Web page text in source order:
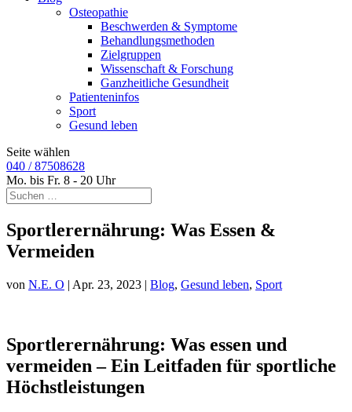
Osteopathie
Beschwerden & Symptome
Behandlungsmethoden
Zielgruppen
Wissenschaft & Forschung
Ganzheitliche Gesundheit
Patienteninfos
Sport
Gesund leben
Seite wählen
040 / 87508628
Mo. bis Fr. 8 - 20 Uhr
Sportlerernährung: Was Essen &
Vermeiden
von N.E. O | Apr. 23, 2023 | Blog, Gesund leben, Sport
Sportlerernährung: Was essen und
vermeiden – Ein Leitfaden für sportliche
Höchstleistungen